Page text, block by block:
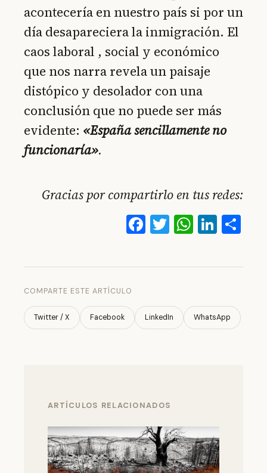
acontecería en nuestro país si por un
día desapareciera la inmigración. El
caos laboral , social y económico
que nos narra revela un paisaje
distópico y desolador con una
conclusión que no puede ser más
evidente: «España sencillamente no
funcionaría».
Gracias por compartirlo en tus redes:
Facebook
Twitter
COMPARTE ESTE ARTÍCULO
Twitter / X Facebook LinkedIn WhatsApp
ARTÍCULOS RELACIONADOS